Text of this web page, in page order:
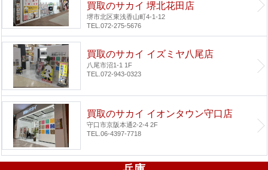
買取のサカイ 堺北花田店
堺市北区東浅香山町4-1-12
TEL.072-275-5676
買取のサカイ イズミヤ八尾店
八尾市沼1-1 1F
TEL.072-943-0323
買取のサカイ イオンタウン守口店
守口市京阪本通2-2-4 2F
TEL.06-4397-7718